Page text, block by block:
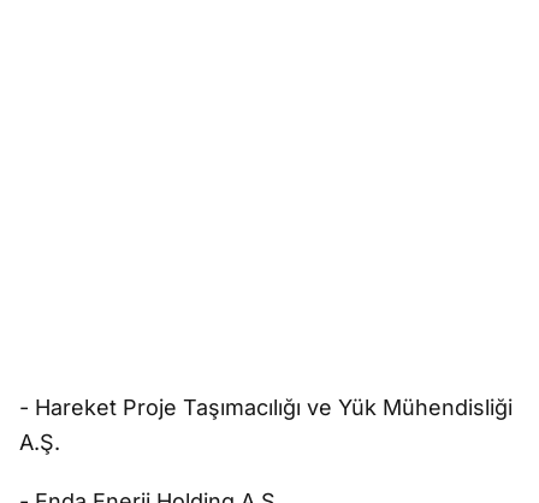
- Hareket Proje Taşımacılığı ve Yük Mühendisliği
A.Ş.